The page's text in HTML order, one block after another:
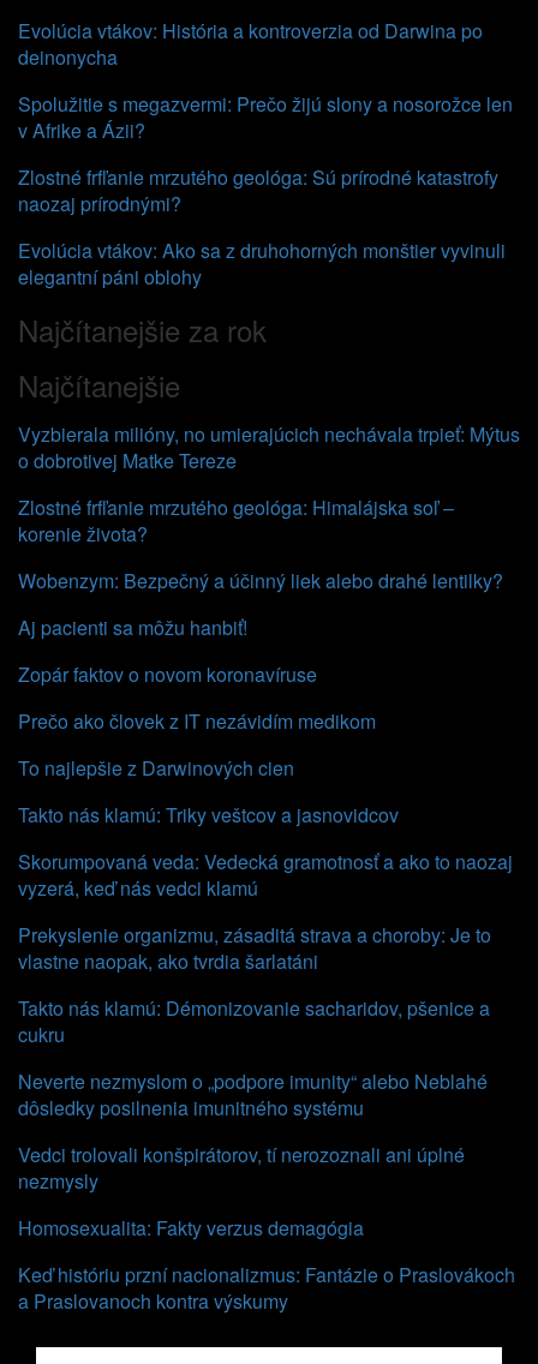
Evolúcia vtákov: História a kontroverzia od Darwina po
deinonycha
Spolužitie s megazvermi: Prečo žijú slony a nosorožce len
v Afrike a Ázii?
Zlostné frfľanie mrzutého geológa: Sú prírodné katastrofy
naozaj prírodnými?
Evolúcia vtákov: Ako sa z druhohorných monštier vyvinuli
elegantní páni oblohy
Najčítanejšie za rok
Najčítanejšie
Vyzbierala milióny, no umierajúcich nechávala trpieť: Mýtus
o dobrotivej Matke Tereze
Zlostné frfľanie mrzutého geológa: Himalájska soľ –
korenie života?
Wobenzym: Bezpečný a účinný liek alebo drahé lentilky?
Aj pacienti sa môžu hanbiť!
Zopár faktov o novom koronavíruse
Prečo ako človek z IT nezávidím medikom
To najlepšie z Darwinových cien
Takto nás klamú: Triky veštcov a jasnovidcov
Skorumpovaná veda: Vedecká gramotnosť a ako to naozaj
vyzerá, keď nás vedci klamú
Prekyslenie organizmu, zásaditá strava a choroby: Je to
vlastne naopak, ako tvrdia šarlatáni
Takto nás klamú: Démonizovanie sacharidov, pšenice a
cukru
Neverte nezmyslom o „podpore imunity“ alebo Neblahé
dôsledky posilnenia imunitného systému
Vedci trolovali konšpirátorov, tí nerozoznali ani úplné
nezmysly
Homosexualita: Fakty verzus demagógia
Keď históriu przní nacionalizmus: Fantázie o Praslovákoch
a Praslovanoch kontra výskumy